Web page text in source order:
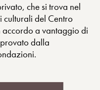
che si trova nel
culturali del Centro
a vantaggio di
dalla